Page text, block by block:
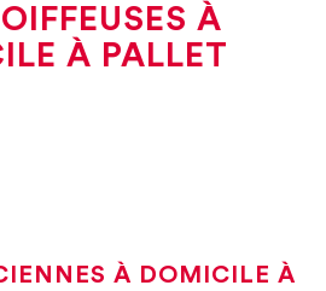
À
À PALLET
À DOMICILE À